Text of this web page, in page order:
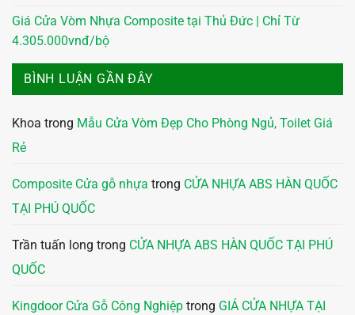
Giá Cửa Vòm Nhựa Composite tại Thủ Đức | Chỉ Từ
4.305.000vnđ/bộ
BÌNH LUẬN GẦN ĐÂY
Khoa trong Mẫu Cửa Vòm Đẹp Cho Phòng Ngủ, Toilet Giá
Rẻ
Composite Cửa gỗ nhựa trong CỬA NHỰA ABS HÀN QUỐC
TẠI PHÚ QUỐC
Trần tuấn long trong CỬA NHỰA ABS HÀN QUỐC TẠI PHÚ
QUỐC
Kingdoor Cửa Gỗ Công Nghiệp trong GIÁ CỬA NHỰA TẠI